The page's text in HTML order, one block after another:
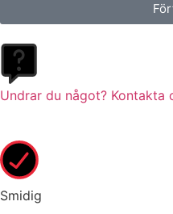
Undrar du något? Kontakta
Smidig